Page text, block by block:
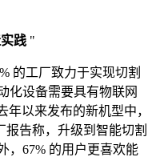
践 "
的工厂致力于实现切割
化设备需要具有物联网
以来发布的新机型中，
报告称，升级到智能切割
，67% 的用户更喜欢能